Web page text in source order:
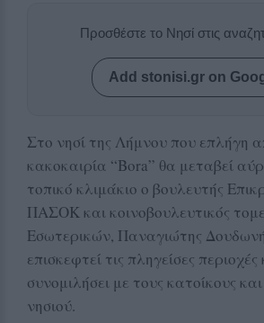
Προσθέστε το Νησί στις
Add stonisi.gr on
Στο νησί της Λήμνου που επλήγη
κακοκαιρία “Bora” θα μεταβεί
τοπικό κλιμάκιο ο βουλευτής
ΠΑΣΟΚ και κοινοβουλευτικός
Εσωτερικών, Παναγιώτης
επισκεφτεί τις πληγείσες περιοχές
συνομιλήσει με τους κατοίκους
νησιού.